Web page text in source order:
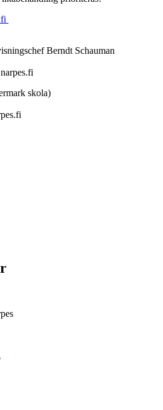
Berndt Schauman
skola)